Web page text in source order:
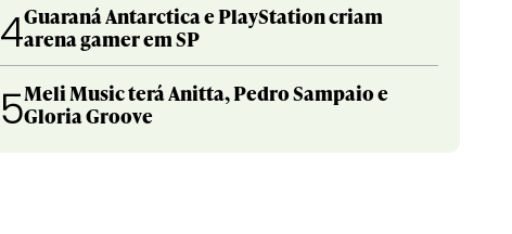
4Guaraná Antarctica e PlayStation criam
arena gamer em SP
5Meli Music terá Anitta, Pedro Sampaio e
Gloria Groove